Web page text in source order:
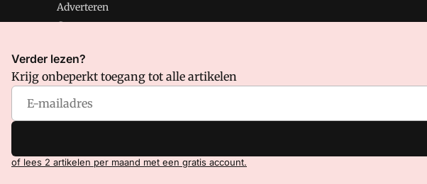
Adverteren
Contact
CMweb is onderdeel van VMN media. Lees inons manifestwaar VMN media
Voorwaarden
Verder lezen?
Krijg onbeperkt toegang tot alle artikelen
of lees 2 artikelen per maand met een gratis account.